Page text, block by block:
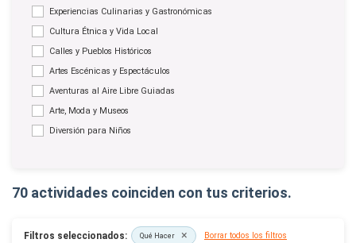
Experiencias Culinarias y Gastronómicas
Cultura Étnica y Vida Local
Calles y Pueblos Históricos
Artes Escénicas y Espectáculos
Aventuras al Aire Libre Guiadas
Arte, Moda y Museos
Diversión para Niños
70 actividades coinciden con tus criterios.
Filtros seleccionados: Qué Hacer × Borrar todos los filtros